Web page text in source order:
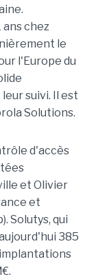
ans chez
le
l'Europe du
suivi. Il est
Solutions.
d'accès
et Olivier
et
Solutys, qui
385